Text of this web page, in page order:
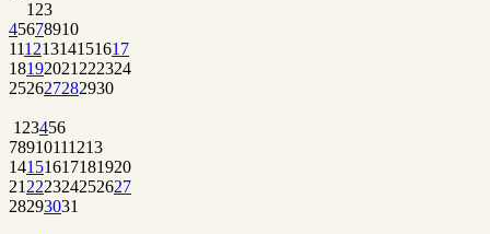
1 23
45678910
11121314151617
18192021 222324
252627282930
1 23456
78910111213
14151617181920
21 222324252627
28293031